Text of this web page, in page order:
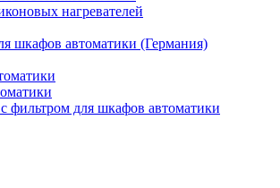
нагревателей
шкафов автоматики (Германия)
фильтром для шкафов автоматики